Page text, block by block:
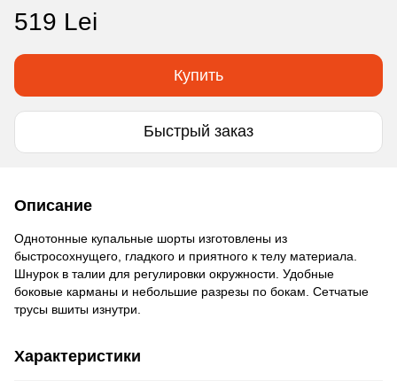
519 Lei
Купить
Быстрый заказ
Описание
Однотонные купальные шорты изготовлены из
быстросохнущего, гладкого и приятного к телу материала.
Шнурок в талии для регулировки окружности. Удобные
боковые карманы и небольшие разрезы по бокам. Сетчатые
трусы вшиты изнутри.
Характеристики